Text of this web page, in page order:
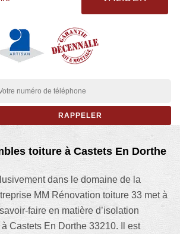
toiture à Castets En Dorthe
dans le domaine de la
MM Rénovation toiture 33 met à
faire en matière d’isolation
Castets En Dorthe 33210. Il est